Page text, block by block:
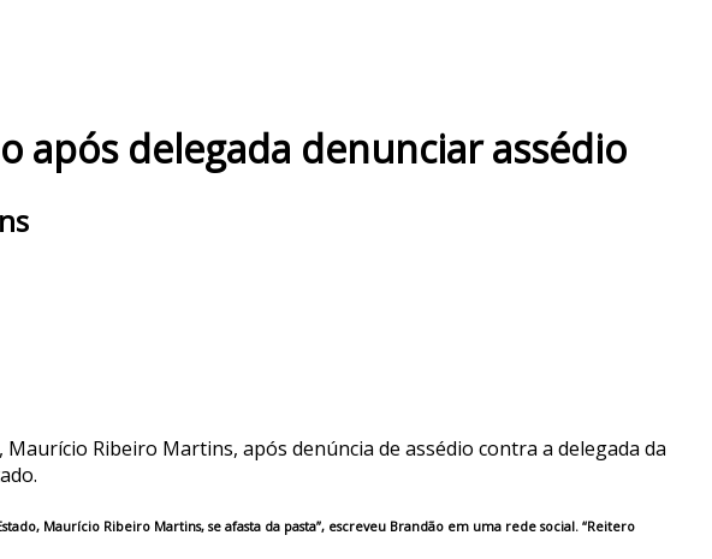
após delegada denunciar assédio
Ribeiro Martins, após denúncia de assédio contra a delegada da
Maurício Ribeiro Martins, se afasta da pasta”, escreveu Brandão em uma rede social. “Reitero